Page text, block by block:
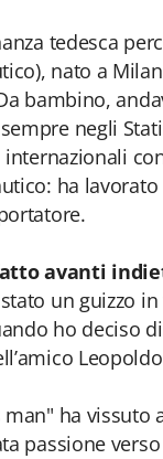
tedesca
nato a
bambino,
negli
internazionali
ha
avanti
stato un guizzo
ho deciso
man" ha vissuto
passione